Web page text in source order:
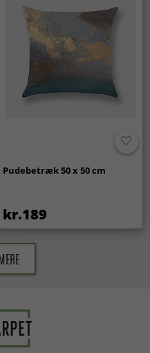
Pudebetræk 50 x 50 cm
kr.189